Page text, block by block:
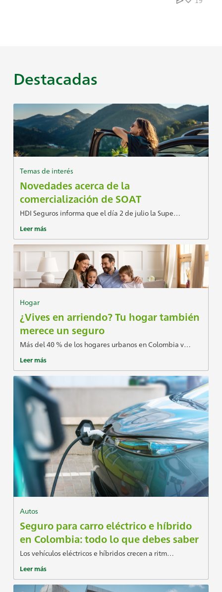
Destacadas
Temas de interés
Novedades acerca de la
comercialización de SOAT
HDI Seguros informa que el día 2 de julio la Supe…
Leer más
Hogar
¿Vives en arriendo? Tu hogar también
merece un seguro
Más del 40 % de los hogares urbanos en Colombia v…
Leer más
Autos
Seguro para carro eléctrico e híbrido
en Colombia: todo lo que debes saber
Los vehículos eléctricos e híbridos crecen a ritm…
Leer más